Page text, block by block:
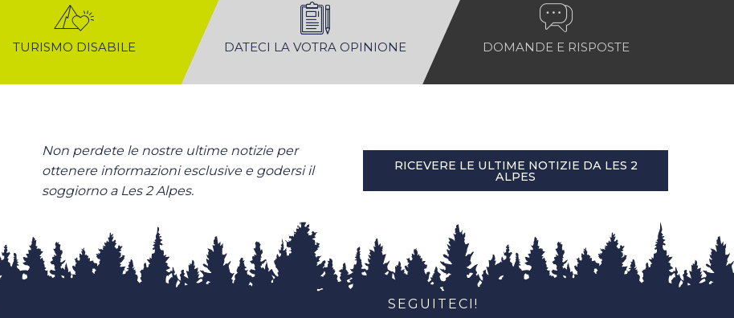
TURISMO DISABILE DATECI LA VOTRA OPINIONE DOMANDE E RISPOSTE
Non perdete le nostre ultime notizie per
ottenere informazioni esclusive e godersi il
soggiorno a Les 2 Alpes.
RICEVERE LE ULTIME NOTIZIE DA LES 2
ALPES
SEGUITECI!